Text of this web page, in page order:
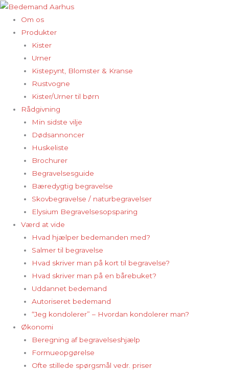
Gå
indholdet
Om os
Produkter
Kister
Urner
Kistepynt, Blomster & Kranse
Rustvogne
Kister/Urner til børn
Rådgivning
Min sidste vilje
Dødsannoncer
Huskeliste
Brochurer
Begravelsesguide
Bæredygtig begravelse
Skovbegravelse / naturbegravelser
Elysium Begravelsesopsparing
Værd at vide
Hvad hjælper bedemanden med?
Salmer til begravelse
Hvad skriver man på kort til begravelse?
Hvad skriver man på en bårebuket?
Uddannet bedemand
Autoriseret bedemand
“Jeg kondolerer” – Hvordan kondolerer man?
Økonomi
Beregning af begravelseshjælp
Formueopgørelse
Ofte stillede spørgsmål vedr. priser